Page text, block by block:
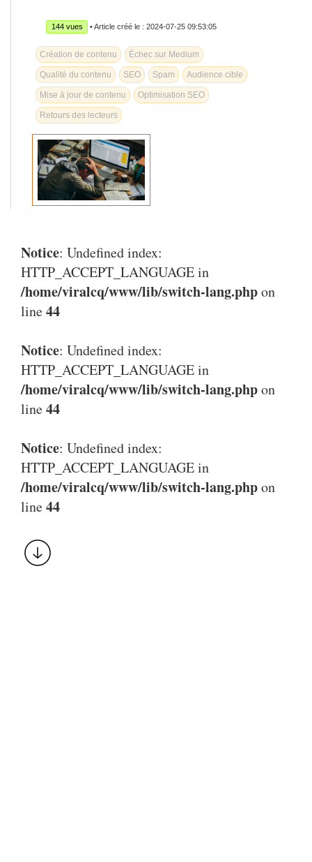
144 vues • Article créé le : 2024-07-25 09:53:05
Création de contenu Échec sur Medium
Qualité du contenu SEO Spam Audience cible
Mise à jour de contenu Optimisation SEO
Retours des lecteurs
Notice: Undefined index:
HTTP_ACCEPT_LANGUAGE in
/home/viralcq/www/lib/switch-lang.phpon
line44
Notice: Undefined index:
HTTP_ACCEPT_LANGUAGE in
/home/viralcq/www/lib/switch-lang.phpon
line44
Notice: Undefined index:
HTTP_ACCEPT_LANGUAGE in
/home/viralcq/www/lib/switch-lang.phpon
line44